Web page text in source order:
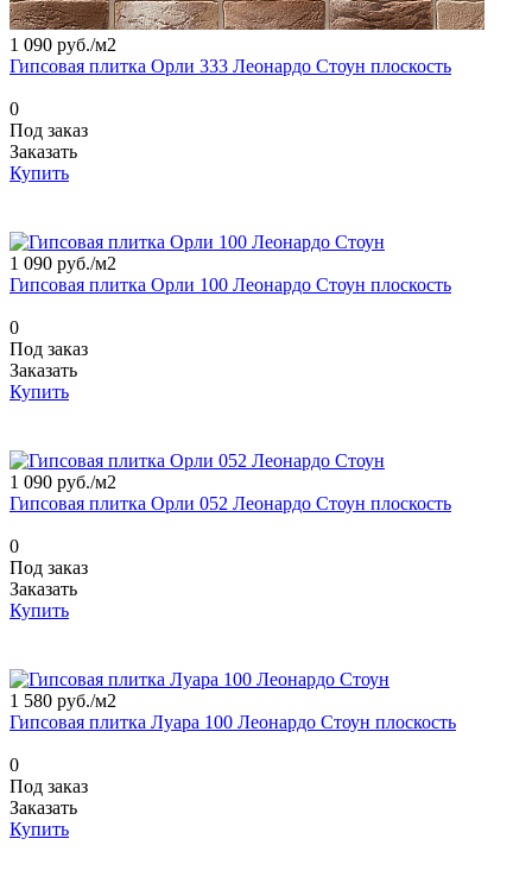
1 090 руб./м2
Гипсовая плитка Орли 333 Леонардо Стоун плоскость
0
Под заказ
Заказать
Купить
1 090 руб./м2
Гипсовая плитка Орли 100 Леонардо Стоун плоскость
0
Под заказ
Заказать
Купить
1 090 руб./м2
Гипсовая плитка Орли 052 Леонардо Стоун плоскость
0
Под заказ
Заказать
Купить
1 580 руб./м2
Гипсовая плитка Луара 100 Леонардо Стоун плоскость
0
Под заказ
Заказать
Купить